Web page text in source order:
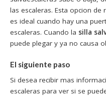
las escaleras. Esta opcion
es ideal cuando hay una
escaleras. Cuando la silla
puede plegar y ya no causa
El siguiente paso
Si desea recibir mas
escaleras para ver si se